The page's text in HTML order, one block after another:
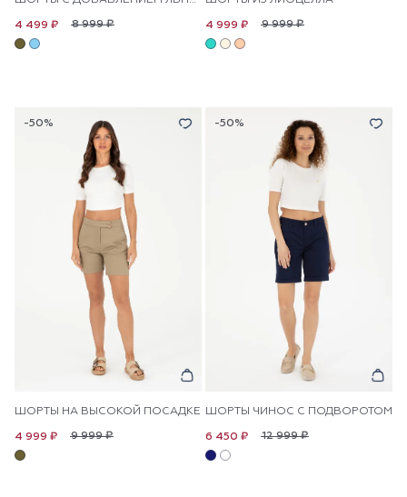
8 999 ₽
4 499 ₽ 9 999 ₽
4 999 ₽
-50%
ШОРТЫ НА ВЫСОКОЙ ПОСАДКЕ
9 999 ₽
4 999 ₽
-50%
ШОРТЫ ЧИНОС С ПОДВОРОТОМ
12 999 ₽
6 450 ₽